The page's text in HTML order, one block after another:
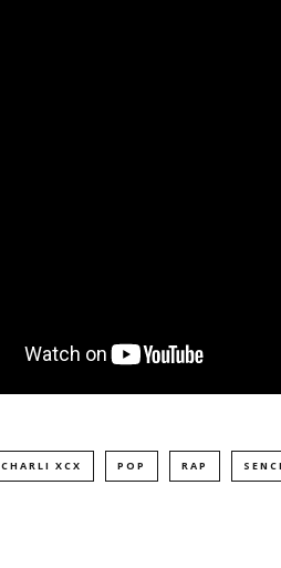
CHARLI XCX POP RAP